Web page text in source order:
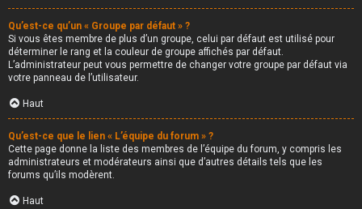
Qu’est-ce qu’un « Groupe par défaut » ?
Si vous êtes membre de plus d’un groupe, celui par défaut est utilisé pour
déterminer le rang et la couleur de groupe affichés par défaut.
L’administrateur peut vous permettre de changer votre groupe par défaut via
votre panneau de l’utilisateur.
Haut
Qu’est-ce que le lien « L’équipe du forum » ?
Cette page donne la liste des membres de l’équipe du forum, y compris les
administrateurs et modérateurs ainsi que d’autres détails tels que les
forums qu’ils modèrent.
Haut